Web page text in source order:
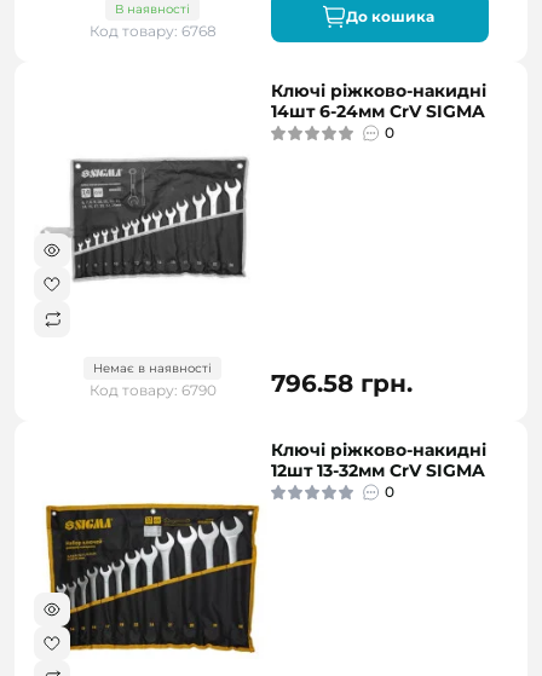
В наявності
Код товару: 6768
До кошика
Немає в наявності
Код товару: 6790
Ключі ріжково-накидні
14шт 6-24мм CrV SIGMA
0
796.58 грн.
Ключі ріжково-накидні
12шт 13-32мм CrV SIGMA
0